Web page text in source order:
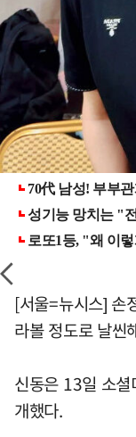
[서울=뉴시스] 손
라볼 정도로 날씬
신동은 13일 소
개했다.